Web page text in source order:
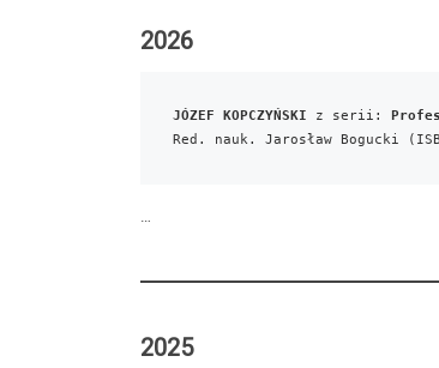
2026
JÓZEF KOPCZYŃSKI z serii:
Red. nauk. Jarosław Bogucki
…
2025